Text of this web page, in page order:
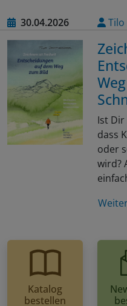
30.04.2026
Ist
dass
oder
wird?
Katalog
bestellen